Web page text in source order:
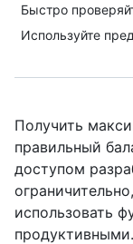
Быстро
Используйте
Получить
правильный
доступом
использовать